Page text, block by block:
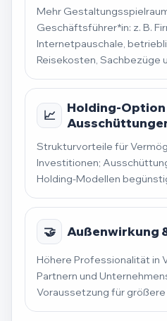
Mehr
Geschäftsführer*in: z. B.
Internetpauschale,
Reisekosten, Sachbezüge
📈
Holding-Option
Strukturvorteile für
Investitionen;
Holding-Modellen
🤝 Außenwirkung
Höhere Professionalität in
Partnern und
Voraussetzung für